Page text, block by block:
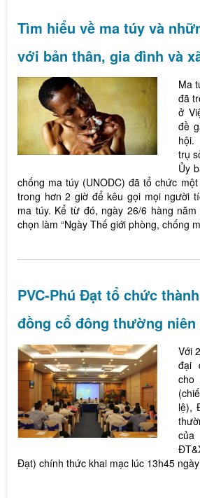
Tìm hiểu về ma túy và
với bản thân, gia đình và
Ma
đã
ở
đề
hội.
trụ
Ủy
chống ma túy (UNODC) đã tổ chức
trong hơn 2 giờ để kêu gọi mọi người
ma túy. Kể từ đó, ngày 26/6 hàng
chọn làm “Ngày Thế giới phòng, chống
PVC-Phú Đạt tổ chức
đồng cổ đông thường niên
Với
đại
cho
lệ),
Đạt) chính thức khai mạc lúc 13h45